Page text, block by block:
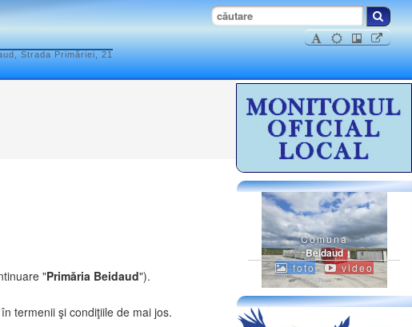
Strada Primăriei, 21
"Primăria Beidaud").
termenii şi condiţiile de mai jos.
Comuna
Beidaud
foto video